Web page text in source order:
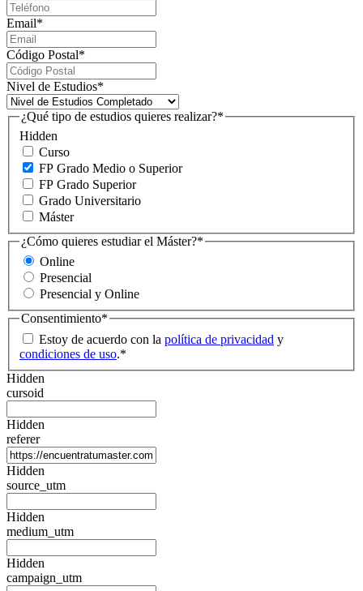
Email*
Código Postal*
Nivel de Estudios*
Hidden
¿Qué tipo de estudios quieres realizar?*
Curso
FP Grado Medio o Superior
FP Grado Superior
Grado Universitario
Máster
¿Cómo quieres estudiar el Máster?*
Online
Presencial
Presencial y Online
Consentimiento*
Estoy de acuerdo con la política de privacidad y
condiciones de uso.*
Hidden
cursoid
Hidden
referer
Hidden
source_utm
Hidden
medium_utm
Hidden
campaign_utm